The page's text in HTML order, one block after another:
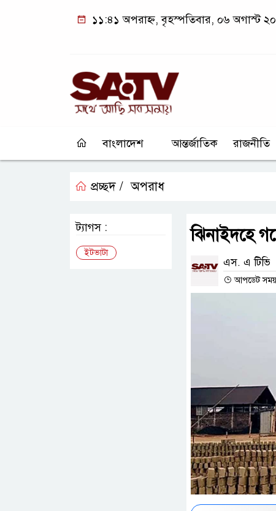
১১:৪১ অপরাহ্ন, বৃহস্পতিবার, ০৬ অগাস্ট
বাংলাদেশ আন্তর্জাতিক রাজনীতি
প্রচ্ছদ / অপরাধ
ঝিনাইদহে
এস. এ টিভি
আপডেট সময়
ট্যাগস :
ইটভাটা